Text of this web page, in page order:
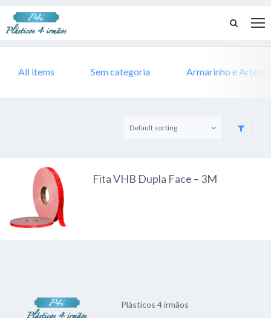
All items Sem categoria Armarinho e
Fita VHB Dupla Face – 3M
Plásticos 4 irmãos